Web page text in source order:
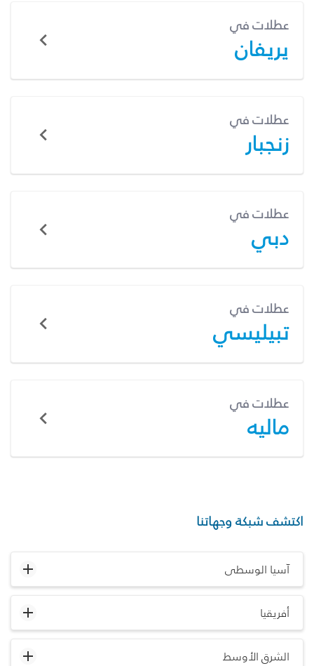
عطلات في
يريفان
عطلات في
زنجبار
عطلات في
دبي
عطلات في
تبيليسي
عطلات في
ماليه
اكتشف شبكة وجهاتنا
آسيا الوسطى
أفريقيا
الشرق الأوسط